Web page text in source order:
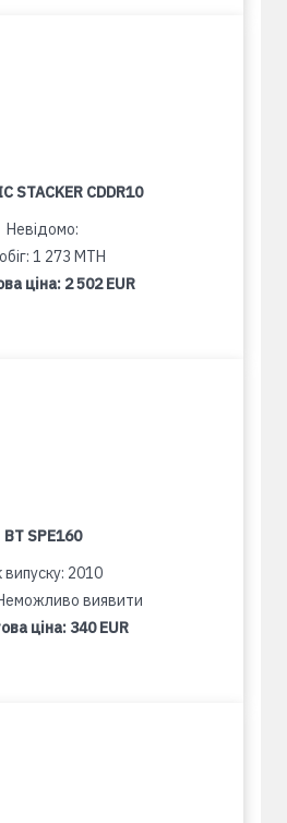
STACKER CDDR10
Невідомо:
1 273 MTH
ціна: 2 502 EUR
BT SPE160
випуску: 2010
виявити
ціна: 340 EUR